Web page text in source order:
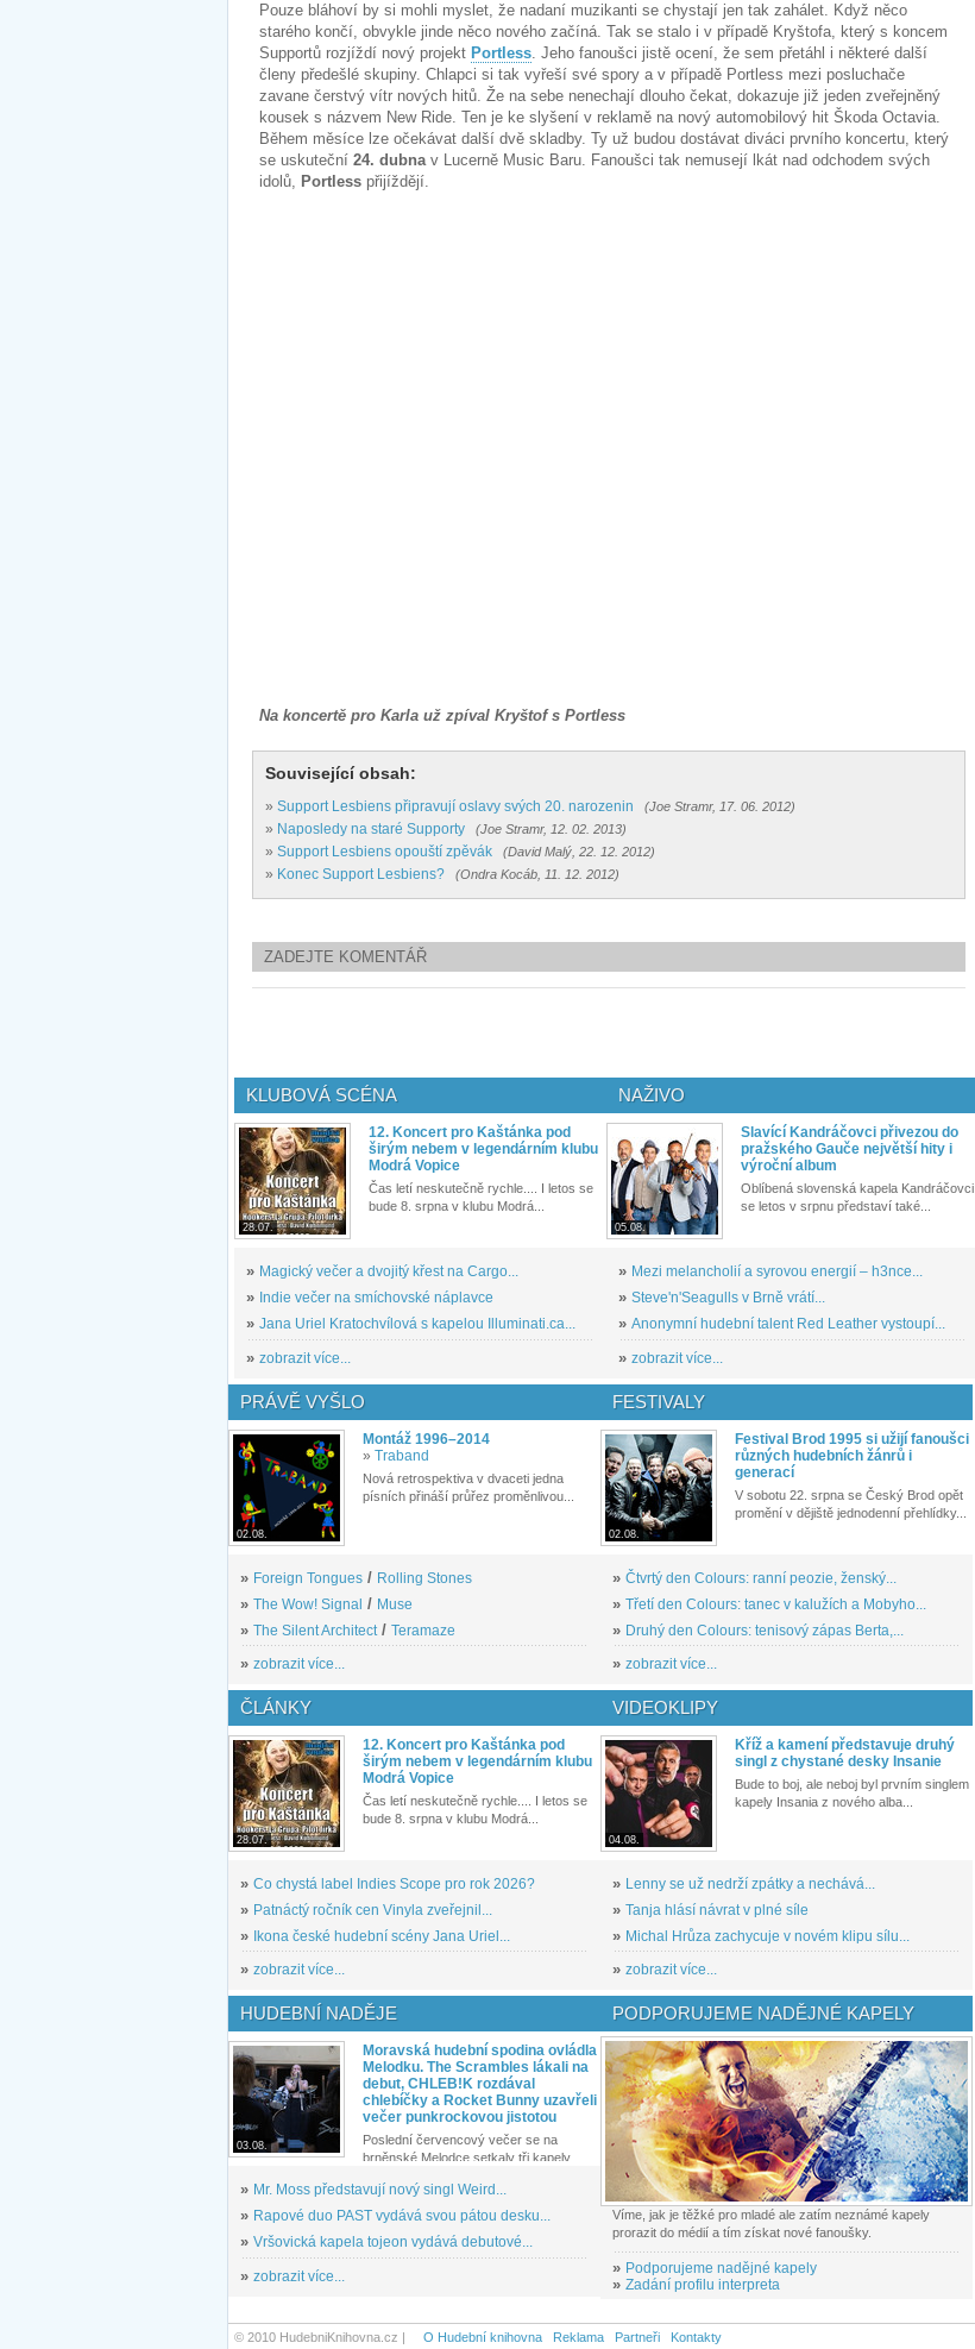
Pouze bláhoví by si mohli myslet, že nadaní muzikanti se chystají jen tak zahálet. Když něco
starého končí, obvykle jinde něco nového začíná. Tak se stalo i v případě Kryštofa, který s koncem
Supportů rozjíždí nový projekt Portless. Jeho fanoušci jistě ocení, že sem přetáhl i některé další
členy předešlé skupiny. Chlapci si tak vyřeší své spory a v případě Portless mezi posluchače
zavane čerstvý vítr nových hitů. Že na sebe nenechají dlouho čekat, dokazuje již jeden zveřejněný
kousek s názvem New Ride. Ten je ke slyšení v reklamě na nový automobilový hit Škoda Octavia.
Během měsíce lze očekávat další dvě skladby. Ty už budou dostávat diváci prvního koncertu, který
se uskuteční 24. dubnav Lucerně Music Baru. Fanoušci tak nemusejí lkát nad odchodem svých
idolů, Portless přijíždějí.
Na koncertě pro Karla už zpíval Kryštof s Portless
Související obsah:
» Support Lesbiens připravují oslavy svých 20. narozenin (Joe Stramr, 17. 06. 2012)
» Naposledy na staré Supporty (Joe Stramr, 12. 02. 2013)
» Support Lesbiens opouští zpěvák (David Malý, 22. 12. 2012)
» Konec Support Lesbiens? (Ondra Kocáb, 11. 12. 2012)
ZADEJTE KOMENTÁŘ
KLUBOVÁ SCÉNA
28.07.
12. Koncert pro Kaštánka pod
širým nebem v legendárním klubu
Modrá Vopice
Čas letí neskutečně rychle.... I letos se
bude 8. srpna v klubu Modrá...
» Magický večer a dvojitý křest na Cargo...
» Indie večer na smíchovské náplavce
» Jana Uriel Kratochvílová s kapelou Illuminati.ca...
» zobrazit více...
NAŽIVO
05.08.
Slavící Kandráčovci přivezou do
pražského Gauče největší hity i
výroční album
Oblíbená slovenská kapela Kandráčovci
se letos v srpnu představí také...
» Mezi melancholií a syrovou energií – h3nce...
» Steve'n'Seagulls v Brně vrátí...
» Anonymní hudební talent Red Leather vystoupí...
» zobrazit více...
PRÁVĚ VYŠLO
02.08.
Montáž 1996–2014
» Traband
Nová retrospektiva v dvaceti jedna
písních přináší průřez proměnlivou...
» Foreign Tongues / Rolling Stones
» The Wow! Signal / Muse
» The Silent Architect / Teramaze
» zobrazit více...
FESTIVALY
02.08.
Festival Brod 1995 si užijí fanoušci
různých hudebních žánrů i
generací
V sobotu 22. srpna se Český Brod opět
promění v dějiště jednodenní přehlídky...
» Čtvrtý den Colours: ranní peozie, ženský...
» Třetí den Colours: tanec v kalužích a Mobyho...
» Druhý den Colours: tenisový zápas Berta,...
» zobrazit více...
ČLÁNKY
28.07.
12. Koncert pro Kaštánka pod
širým nebem v legendárním klubu
Modrá Vopice
Čas letí neskutečně rychle.... I letos se
bude 8. srpna v klubu Modrá...
» Co chystá label Indies Scope pro rok 2026?
» Patnáctý ročník cen Vinyla zveřejnil...
»
Ikona české hudební scény Jana Uriel...
» zobrazit více...
VIDEOKLIPY
04.08.
Kříž a kamení představuje druhý
singl z chystané desky Insanie
Bude to boj, ale neboj byl prvním singlem
kapely Insania z nového alba...
» Lenny se už nedrží zpátky a nechává...
» Tanja hlásí návrat v plné síle
» Michal Hrůza zachycuje v novém klipu sílu...
» zobrazit více...
HUDEBNÍ NADĚJE
03.08.
Moravská hudební spodina ovládla
Melodku. The Scrambles lákali na
debut, CHLEB!K rozdával
chlebíčky a Rocket Bunny uzavřeli
večer punkrockovou jistotou
Poslední červencový večer se na
brněnské Melodce setkaly tři kapely...
» Mr. Moss představují nový singl Weird...
» Rapové duo PAST vydává svou pátou desku...
» Vršovická kapela tojeon vydává debutové...
» zobrazit více...
PODPORUJEME NADĚJNÉ KAPELY
Víme, jak je těžké pro mladé ale zatím neznámé kapely
prorazit do médií a tím získat nové fanoušky.
» Podporujeme nadějné kapely
» Zadání profilu interpreta
© 2010 HudebniKnihovna.cz | O Hudební knihovna Reklama Partneři Kontakty